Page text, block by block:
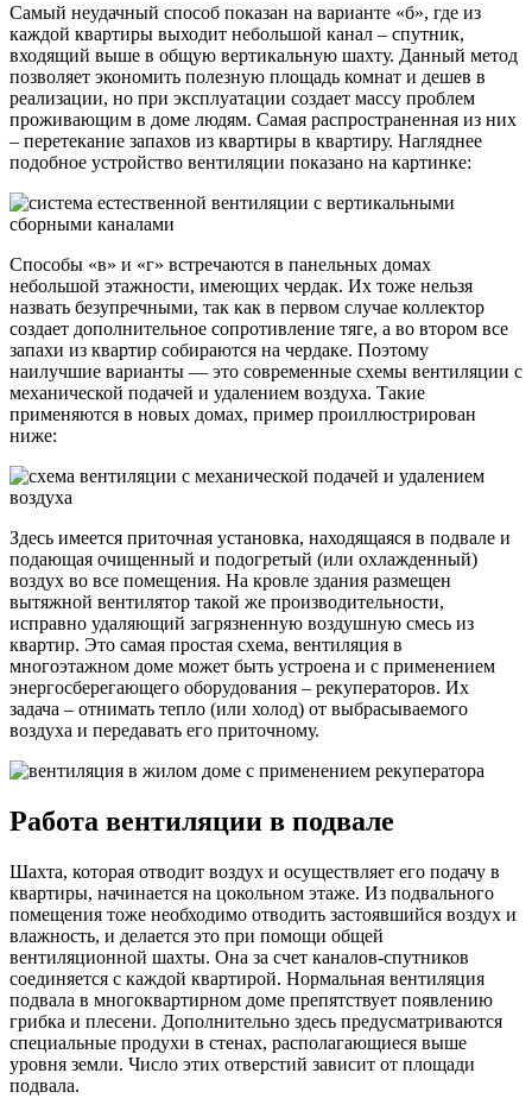
Самый неудачный способ показан на варианте «б», где из
каждой квартиры выходит небольшой канал – спутник,
входящий выше в общую вертикальную шахту. Данный метод
позволяет экономить полезную площадь комнат и дешев в
реализации, но при эксплуатации создает массу проблем
проживающим в доме людям. Самая распространенная из них
– перетекание запахов из квартиры в квартиру. Нагляднее
подобное устройство вентиляции показано на картинке:
Способы «в» и «г» встречаются в панельных домах
небольшой этажности, имеющих чердак. Их тоже нельзя
назвать безупречными, так как в первом случае коллектор
создает дополнительное сопротивление тяге, а во втором все
запахи из квартир собираются на чердаке. Поэтому
наилучшие варианты — это современные схемы вентиляции с
механической подачей и удалением воздуха. Такие
применяются в новых домах, пример проиллюстрирован
ниже:
Здесь имеется приточная установка, находящаяся в подвале и
подающая очищенный и подогретый (или охлажденный)
воздух во все помещения. На кровле здания размещен
вытяжной вентилятор такой же производительности,
исправно удаляющий загрязненную воздушную смесь из
квартир. Это самая простая схема, вентиляция в
многоэтажном доме может быть устроена и с применением
энергосберегающего оборудования – рекуператоров. Их
задача – отнимать тепло (или холод) от выбрасываемого
воздуха и передавать его приточному.
Работа вентиляции в подвале
Шахта, которая отводит воздух и осуществляет его подачу в
квартиры, начинается на цокольном этаже. Из подвального
помещения тоже необходимо отводить застоявшийся воздух и
влажность, и делается это при помощи общей
вентиляционной шахты. Она за счет каналов-спутников
соединяется с каждой квартирой. Нормальная вентиляция
подвала в многоквартирном доме препятствует появлению
грибка и плесени. Дополнительно здесь предусматриваются
специальные продухи в стенах, располагающиеся выше
уровня земли. Число этих отверстий зависит от площади
подвала.